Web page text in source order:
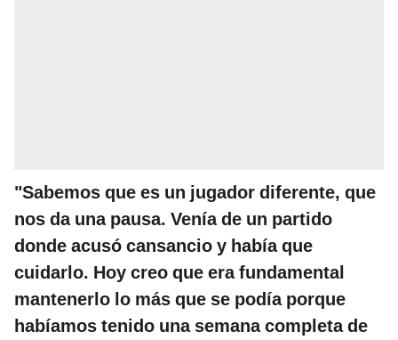
"Sabemos que es un jugador diferente, que
nos da una pausa. Venía de un partido
donde acusó cansancio y había que
cuidarlo. Hoy creo que era fundamental
mantenerlo lo más que se podía porque
habíamos tenido una semana completa de